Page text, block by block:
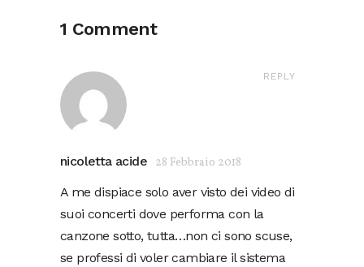
1 Comment
REPLY
nicoletta acide 28 Febbraio 2018
A me dispiace solo aver visto dei video di
suoi concerti dove performa con la
canzone sotto, tutta…non ci sono scuse,
se professi di voler cambiare il sistema